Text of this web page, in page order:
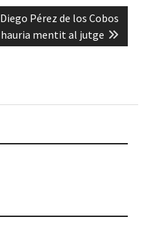
Next
post:
Diego Pérez de los Cobos
hauria mentit al jutge